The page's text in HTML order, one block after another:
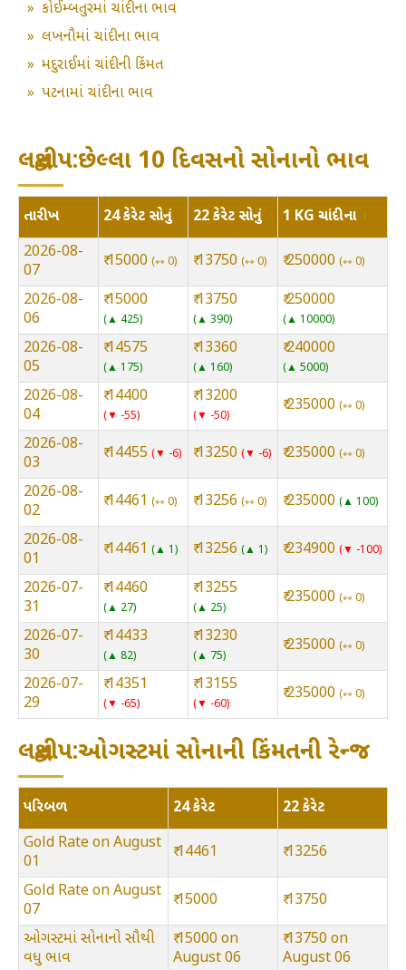
» કોઈમ્બતુરમાં ચાંદીના ભાવ
» લખનૌમાં ચાંદીના ભાવ
» મદુરાઈમાં ચાંદીની કિંમત
» પટનામાં ચાંદીના ભાવ
લક્ષદ્વીપ:છેલ્લા 10 દિવસનો સોનાનો ભાવ
તારીખ 24 કેરેટ સોનું 22 કેરેટ સોનું
1 KG ચાંદીના
2026-08-
07
₹ 15000 ⇿ 0 ₹ 13750 ⇿ 0 ₹ 250000 ⇿ 0
2026-08-
06
₹ 15000
▲ 425
₹ 13750
▲ 390
₹ 250000
▲ 10000
2026-08-
05
₹ 14575
▲ 175
₹ 13360
▲ 160
₹ 240000
▲ 5000
2026-08-
04
₹ 14400
▼ -55
₹ 13200
▼ -50
₹ 235000 ⇿ 0
2026-08-
03
₹ 14455 ▼ -6 ₹ 13250 ▼ -6 ₹ 235000 ⇿ 0
2026-08-
02
₹ 14461 ⇿ 0 ₹ 13256 ⇿ 0 ₹ 235000 ▲ 100
2026-08-
01
₹ 14461 ▲ 1 ₹ 13256 ▲ 1 ₹ 234900 ▼ -100
2026-07-
31
₹ 14460
▲ 27
₹ 13255
▲ 25
₹ 235000 ⇿ 0
2026-07-
30
₹ 14433
▲ 82
₹ 13230
▲ 75
₹ 235000 ⇿ 0
2026-07-
29
₹ 14351
▼ -65
₹ 13155
▼ -60
₹ 235000 ⇿ 0
લક્ષદ્વીપ:ઓગસ્ટમાં સોનાની કિંમતની રેન્જ
પરિબળ 24 કેરેટ
22 કેરેટ
Gold Rate on August
01
₹ 14461 ₹ 13256
Gold Rate on August
07
₹ 15000 ₹ 13750
ઓગસ્ટમાં સોનાનો સૌથી
વધુ ભાવ
₹ 15000 on
August 06
₹ 13750 on
August 06